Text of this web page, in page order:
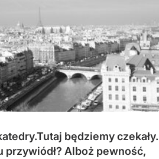
będziemy czekały.
przywiódł? Alboż pewność,